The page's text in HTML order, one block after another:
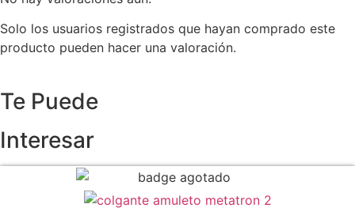
Solo los usuarios registrados que hayan comprado este
producto pueden hacer una valoración.
Te Puede
Interesar